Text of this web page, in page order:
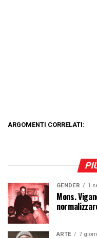
ARGOMENTI CORRELATI:
GENDER 1
Mons.
ARTE 7